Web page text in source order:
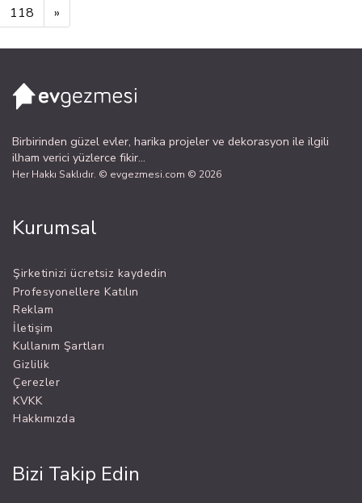
118
»
Birbirinden güzel evler, harika projeler ve dekorasyon ile ilgili
ilham verici yüzlerce fikir...
Her Hakkı Saklıdır. © evgezmesi.com © 2026
Kurumsal
Şirketinizi ücretsiz kaydedin
Profesyonellere Katılın
Reklam
İletişim
Kullanım Şartları
Gizlilik
Çerezler
KVKK
Hakkımızda
Bizi Takip Edin